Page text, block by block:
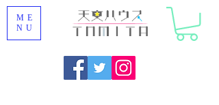
ME
NU